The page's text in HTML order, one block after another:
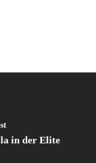
in der Elite